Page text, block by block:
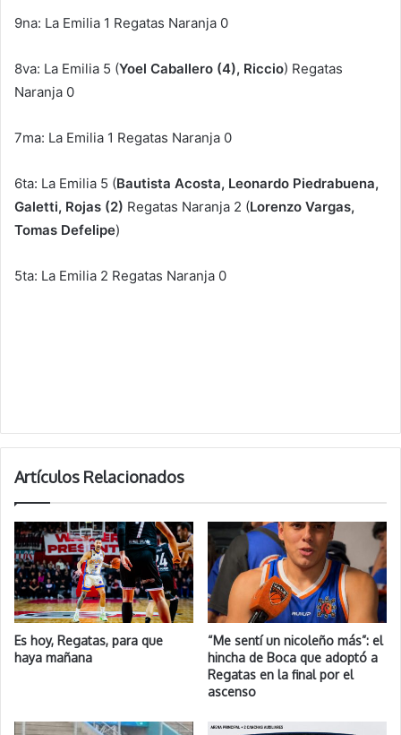
9na: La Emilia 1 Regatas Naranja 0
8va: La Emilia 5 (Yoel Caballero (4), Riccio) Regatas
Naranja 0
7ma: La Emilia 1 Regatas Naranja 0
6ta: La Emilia 5 (Bautista Acosta, Leonardo Piedrabuena,
Galetti, Rojas (2) Regatas Naranja 2 (Lorenzo Vargas,
Tomas Defelipe)
5ta: La Emilia 2 Regatas Naranja 0
Artículos Relacionados
Es hoy, Regatas, para que
haya mañana
“Me sentí un nicoleño más”: el
hincha de Boca que adoptó a
Regatas en la final por el
ascenso